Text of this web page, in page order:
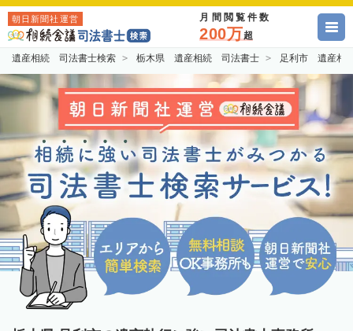
朝日新聞社運営 月間閲覧件数
200万超
遺産相続 司法書士検索 栃木県 遺産相続 司法書士 足利市 遺産相